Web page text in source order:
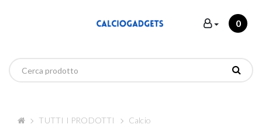
0
TUTTI I PRODOTTI Calcio